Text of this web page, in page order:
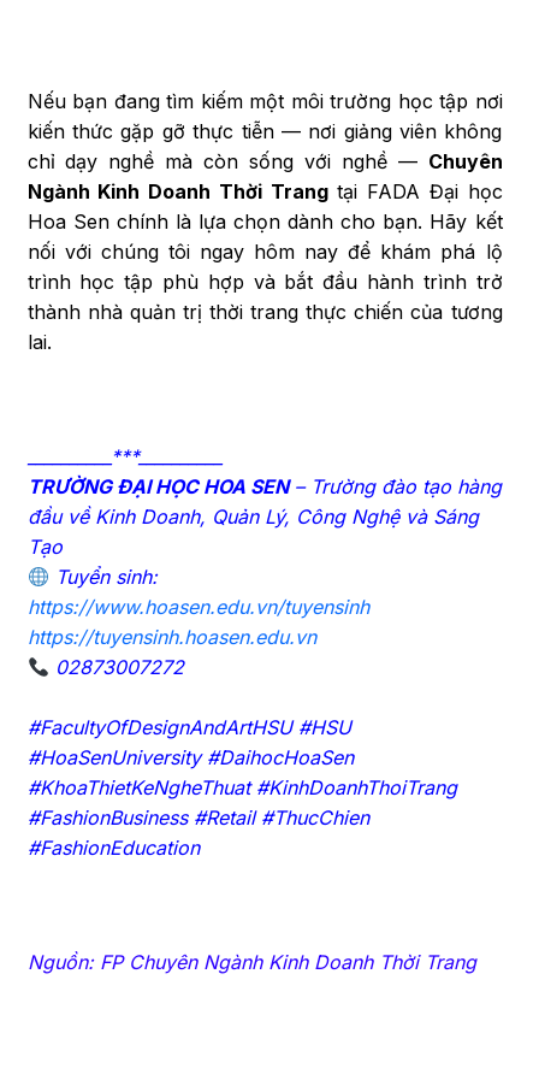
Nếu bạn đang tìm kiếm một môi trường học tập nơi
kiến thức gặp gỡ thực tiễn — nơi giảng viên không
chỉ dạy nghề mà còn sống với nghề — Chuyên
Ngành Kinh Doanh Thời Trangtại FADA Đại học
Hoa Sen chính là lựa chọn dành cho bạn. Hãy kết
nối với chúng tôi ngay hôm nay để khám phá lộ
trình học tập phù hợp và bắt đầu hành trình trở
thành nhà quản trị thời trang thực chiến của tương
lai.
__________***__________
TRƯỜNG ĐẠI HỌC HOA SEN– Trường đào tạo hàng
đầu về Kinh Doanh, Quản Lý, Công Nghệ và Sáng
Tạo
Tuyển sinh:
https://www.hoasen.edu.vn/tuyensinh
https://tuyensinh.hoasen.edu.vn
02873007272
#FacultyOfDesignAndArtHSU #HSU
#HoaSenUniversity #DaihocHoaSen
#KhoaThietKeNgheThuat #KinhDoanhThoiTrang
#FashionBusiness #Retail #ThucChien
#FashionEducation
Nguồn: FP Chuyên Ngành Kinh Doanh Thời Trang